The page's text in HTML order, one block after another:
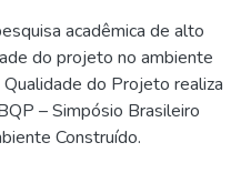
acadêmica de alto
do projeto no ambiente
do Projeto realiza
– Simpósio Brasileiro
Construído.